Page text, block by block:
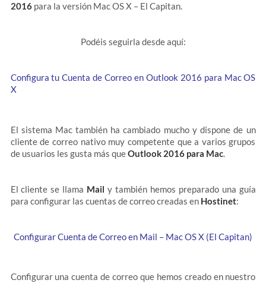
2016para la versión Mac OS X – El Capitan.
Podéis seguirla desde aquí:
Configura tu Cuenta de Correo en Outlook 2016 para Mac OS
X
El sistema Mac también ha cambiado mucho y dispone de un
cliente de correo nativo muy competente que a varios grupos
de usuarios les gusta más queOutlook 2016 para Mac.
El cliente se llama Mail y también hemos preparado una guía
para configurar las cuentas de correo creadas en Hostinet:
Configurar Cuenta de Correo en Mail – Mac OS X (El Capitan)
Configurar una cuenta de correo que hemos creado en nuestro